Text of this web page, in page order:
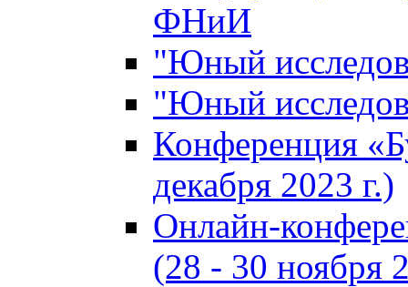
ФНиИ
"Юный
"Юный
Конференция
декабря 2023 г.)
Онлайн-
(28 - 30 ноября